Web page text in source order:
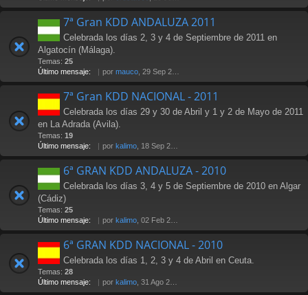
7ª Gran KDD ANDALUZA 2011
Celebrada los días 2, 3 y 4 de Septiembre de 2011 en
Algatocín (Málaga).
Temas: 25
Último mensaje:
por mauco , 29 Sep 2011 02:15
7ª Gran KDD NACIONAL - 2011
Celebrada los días 29 y 30 de Abril y 1 y 2 de Mayo de 2011
en La Adrada (Avila).
Temas: 19
Último mensaje:
por kalimo , 18 Sep 2011 23:36
6ª GRAN KDD ANDALUZA - 2010
Celebrada los días 3, 4 y 5 de Septiembre de 2010 en Algar
(Cádiz)
Temas: 25
Último mensaje:
por kalimo , 02 Feb 2011 16:01
6ª GRAN KDD NACIONAL - 2010
Celebrada los días 1, 2, 3 y 4 de Abril en Ceuta.
Temas: 28
Último mensaje:
por kalimo , 31 Ago 2010 18:03